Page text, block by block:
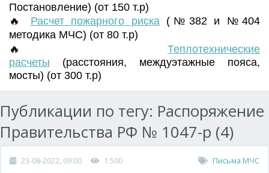
Постановление) (от 150 т.р)
🔥 Расчет пожарного риска(№382 и №404
методика МЧС) (от 80 т.р)
🔥 Теплотехнические
расчеты (расстояния, междуэтажные пояса,
мосты) (от 300 т.р)
Публикации по тегу: Распоряжение
Правительства РФ № 1047-р (4)
23-08-2022, 09:00 1 500 Письма МЧС